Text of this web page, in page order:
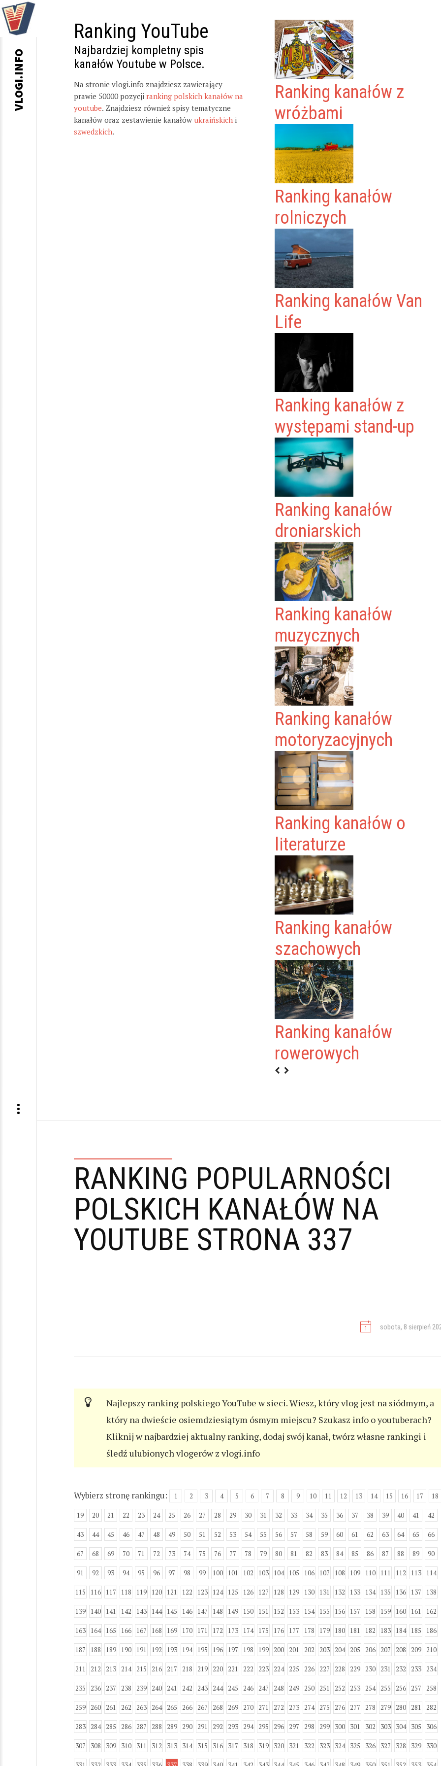
Ranking YouTube
Najbardziej kompletny spis
kanałów Youtube w Polsce.
Na stronie vlogi.info znajdziesz zawierający
prawie 50000 pozycji ranking polskich kanałów na
youtube. Znajdziesz również spisy tematyczne
kanałów oraz zestawienie kanałów ukraińskich i
szwedzkich.
Ranking kanałów z
wróżbami
Ranking kanałów
rolniczych
Ranking kanałów Van
Life
Ranking kanałów z
występami stand-up
Ranking kanałów
droniarskich
Ranking kanałów
muzycznych
Ranking kanałów
motoryzacyjnych
Ranking kanałów o
literaturze
Ranking kanałów
szachowych
Ranking kanałów
rowerowych
RANKING POPULARNOŚCI
POLSKICH KANAŁÓW NA
YOUTUBE STRONA 337
sobota, 8 sierpień
Najlepszy ranking polskiego YouTube w sieci. Wiesz, który vlog jest na siódmym, a
który na dwieście osiemdziesiątym ósmym miejscu? Szukasz info o youtuberach?
Kliknij w najbardziej aktualny ranking, dodaj swój kanał, twórz własne rankingi i
śledź ulubionych vlogerów z vlogi.info
Wybierz stronę rankingu: 1 2 3 4 5 6 7 8 9 10 11 12 13 14 15 16 17 18
19 20 21 22 23 24 25 26 27 28 29 30 31 32 33 34 35 36 37 38 39 40 41 42
43 44 45 46 47 48 49 50 51 52 53 54 55 56 57 58 59 60 61 62 63 64 65 66
67 68 69 70 71 72 73 74 75 76 77 78 79 80 81 82 83 84 85 86 87 88 89 90
91 92 93 94 95 96 97 98 99 100 101 102 103 104 105 106 107 108 109 110 111 112 113 114
115 116 117 118 119 120 121 122 123 124 125 126 127 128 129 130 131 132 133 134 135 136 137 138
139 140 141 142 143 144 145 146 147 148 149 150 151 152 153 154 155 156 157 158 159 160 161 162
163 164 165 166 167 168 169 170 171 172 173 174 175 176 177 178 179 180 181 182 183 184 185 186
187 188 189 190 191 192 193 194 195 196 197 198 199 200 201 202 203 204 205 206 207 208 209 210
211 212 213 214 215 216 217 218 219 220 221 222 223 224 225 226 227 228 229 230 231 232 233 234
235 236 237 238 239 240 241 242 243 244 245 246 247 248 249 250 251 252 253 254 255 256 257 258
259 260 261 262 263 264 265 266 267 268 269 270 271 272 273 274 275 276 277 278 279 280 281 282
283 284 285 286 287 288 289 290 291 292 293 294 295 296 297 298 299 300 301 302 303 304 305 306
307 308 309 310 311 312 313 314 315 316 317 318 319 320 321 322 323 324 325 326 327 328 329 330
VLOGI.INFO